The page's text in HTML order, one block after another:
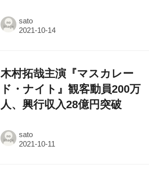
sato
木村拓哉主演『マスカレー
ド・ナイト』観客動員200万
人、興行収入28億円突破
sato